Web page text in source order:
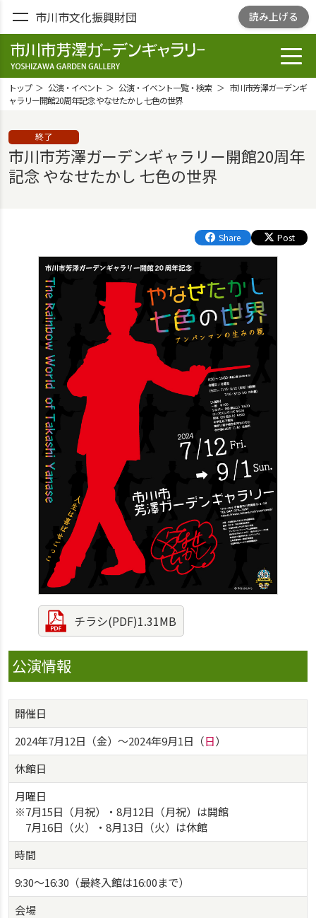
市川市文化振興財団 読み上げる
市川市芳澤ガー
デンギャラリ
GARDEN
GALLELY
トップ 公演・イベント 公演・イベント一覧・検索
市川市芳澤ガーデンギ
ャラリー開館20周年記念 やなせたかし 七色の世界
終了
市川市芳澤ガーデンギャラリー開館20周年
記念 やなせたかし 七色の世界
Share Post
チラシ(PDF)1.31MB
公演情報
開催日
2024年7月12日（金）〜2024年9月1日（日）
休館日
月曜日
※7月15日（月祝）・8月12日（月祝）は開館
7月16日（火）・8月13日（火）は休館
時間
9:30～16:30（最終入館は16:00まで）
会場